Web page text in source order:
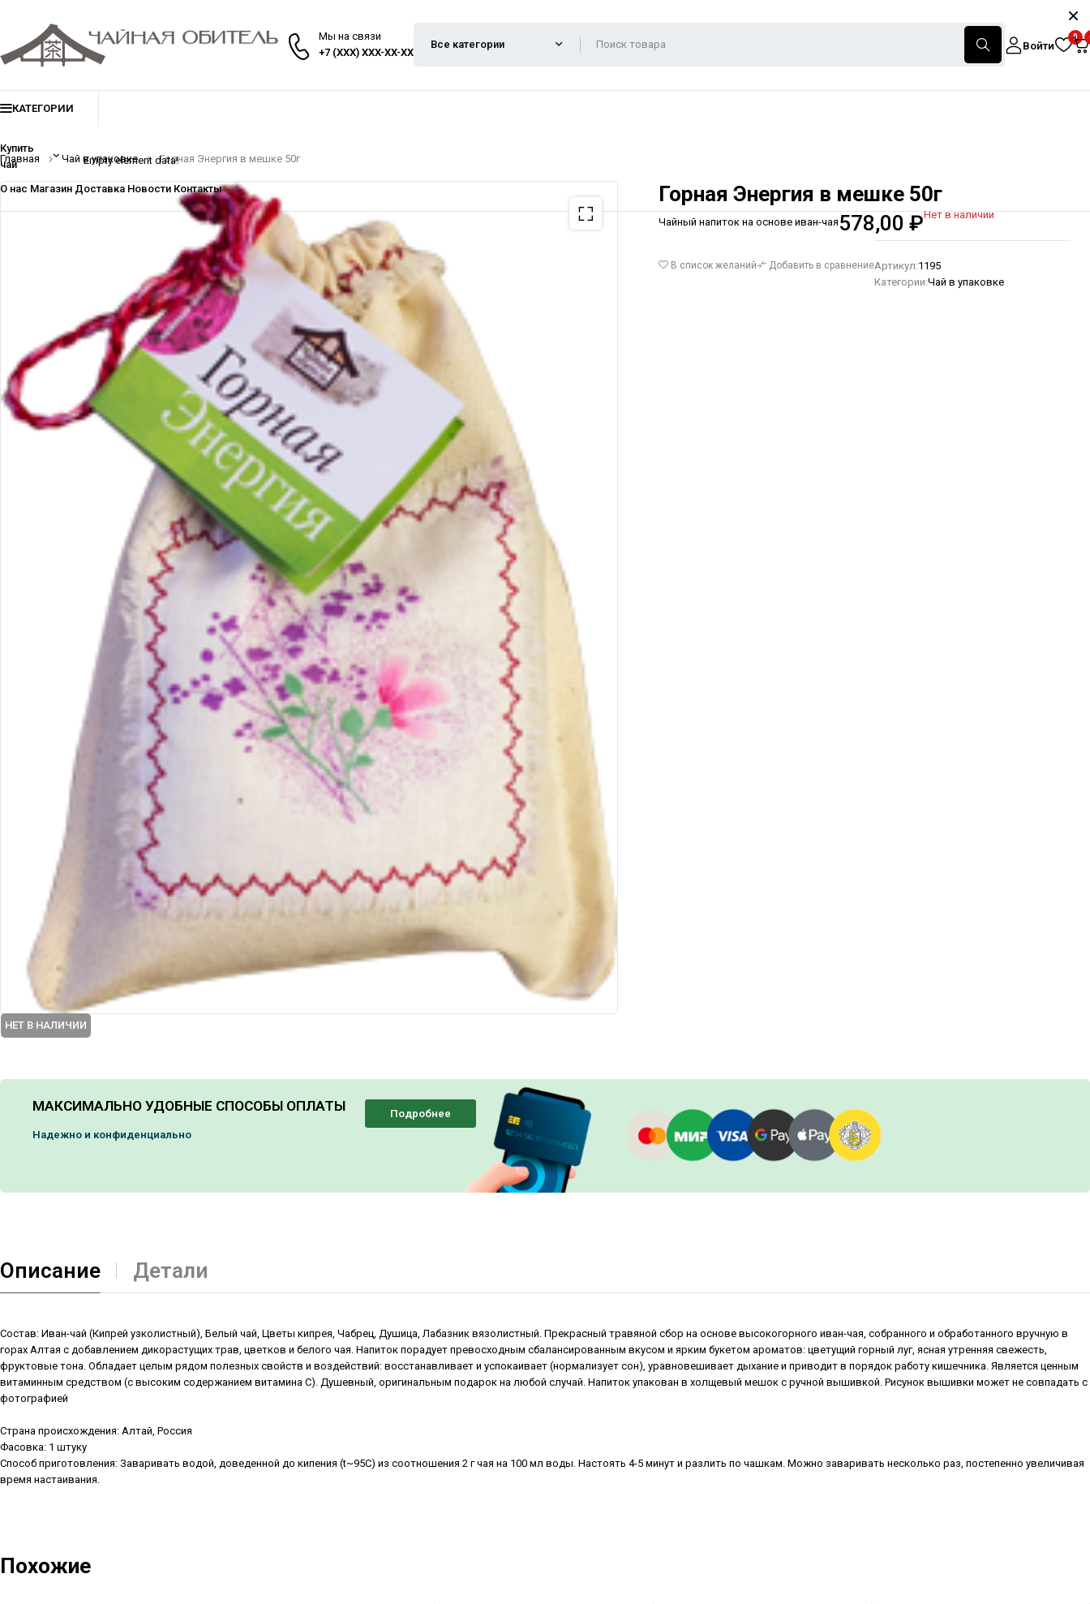
Мы на связи
+7 (XXX) XXX-XX-XX
Войти
0
КАТЕГОРИИ
Купить
чай
Empty element data!
О нас Магазин Доставка Новости Контакты
Главная Чай в упаковке Горная Энергия в мешке 50г
НЕТ В НАЛИЧИИ
Горная Энергия в мешке 50г
Чайный напиток на основе иван-чая 578,00 ₽Нет в наличии
В список желаний Добавить в сравнениеАртикул:1195
Категории:Чай в упаковке
МАКСИМАЛЬНО УДОБНЫЕ СПОСОБЫ ОПЛАТЫ
Надежно и конфиденциально
Подробнее
Описание Детали
Состав: Иван-чай (Кипрей узколистный), Белый чай, Цветы кипрея, Чабрец, Душица, Лабазник вязолистный. Прекрасный травяной сбор на основе высокогорного иван-чая, собранного и обработанного вручную в
горах Алтая с добавлением дикорастущих трав, цветков и белого чая. Напиток порадует превосходным сбалансированным вкусом и ярким букетом ароматов: цветущий горный луг, ясная утренняя свежесть,
фруктовые тона. Обладает целым рядом полезных свойств и воздействий: восстанавливает и успокаивает (нормализует сон), уравновешивает дыхание и приводит в порядок работу кишечника. Является ценным
витаминным средством (с высоким содержанием витамина С). Душевный, оригинальным подарок на любой случай. Напиток упакован в холщевый мешок с ручной вышивкой. Рисунок вышивки может не совпадать с
фотографией
Страна происхождения: Алтай, Россия
Фасовка: 1 штуку
Способ приготовления: Заваривать водой, доведенной до кипения (t~95C) из соотношения 2 г чая на 100 мл воды. Настоять 4-5 минут и разлить по чашкам. Можно заваривать несколько раз, постепенно увеличивая
время настаивания.
Похожие